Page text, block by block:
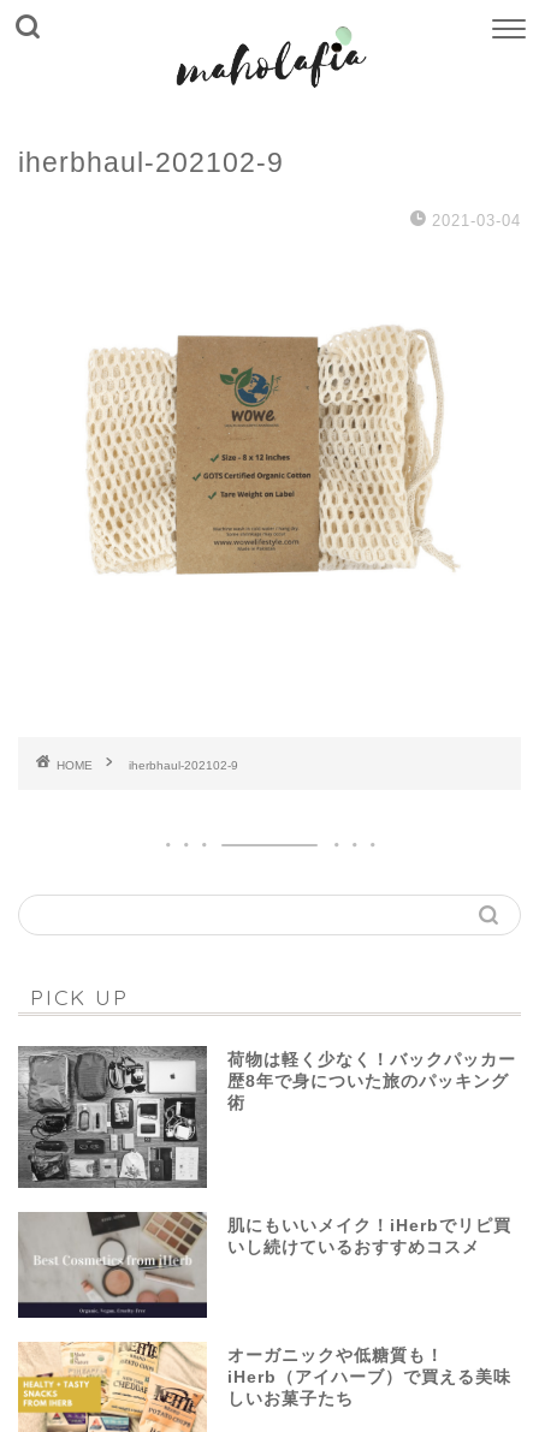
iherbhaul-202102-9
2021-03-04
HOME iherbhaul-202102-9
PICK UP
荷物は軽く少なく！バックパッカー
歴8年で身についた旅のパッキング
術
肌にもいいメイク！iHerbでリピ買
いし続けているおすすめコスメ
オーガニックや低糖質も！
iHerb（アイハーブ）で買える美味
しいお菓子たち